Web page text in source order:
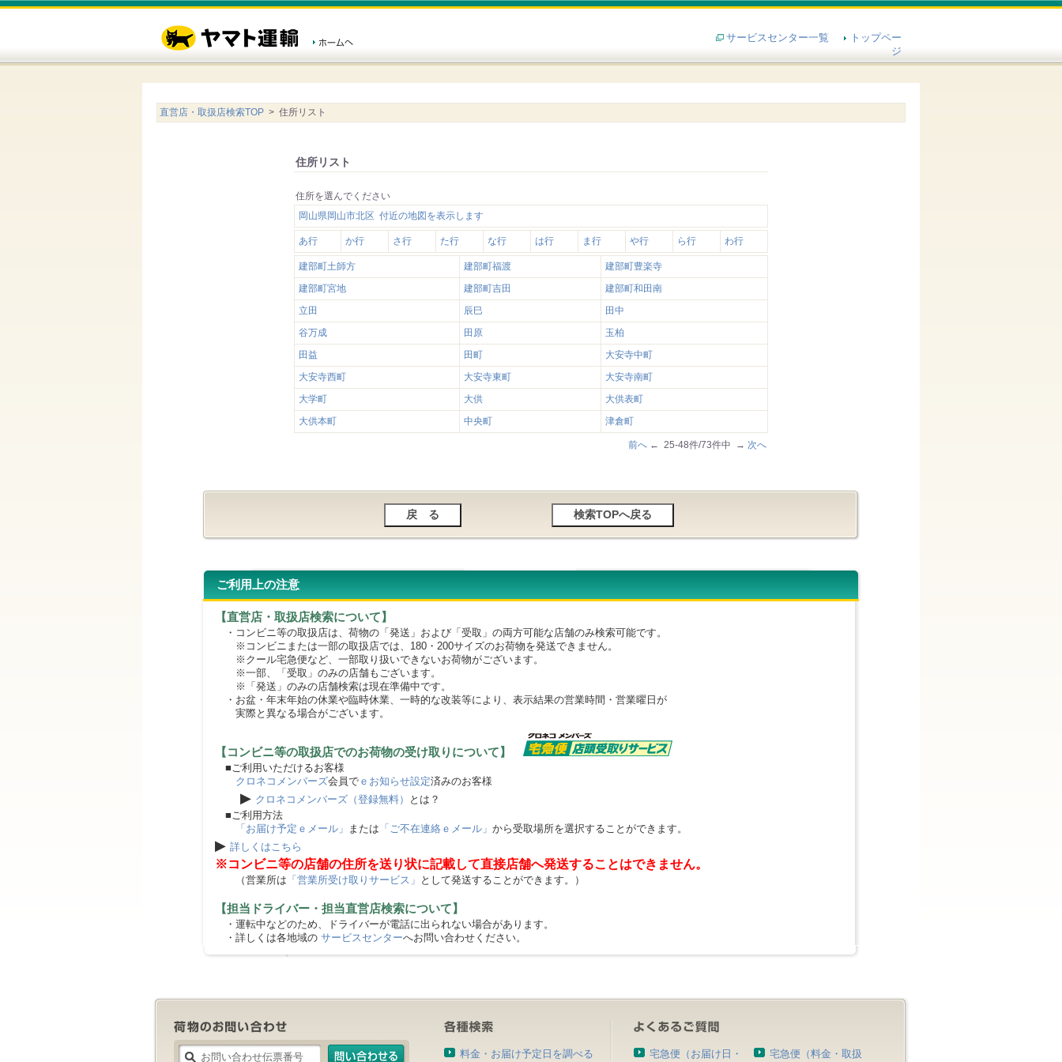
サービスセンター一覧
トップペー
ジ
直営店・取扱店検索TOP > 住所リスト
住所リスト
住所を選んでください
岡山県岡山市北区 付近の地図を表示します
あ行 か行 さ行 た行 な行 は行 ま行 や行 ら行 わ行
建部町土師方 建部町福渡
建部町豊楽寺
建部町宮地
建部町吉田
建部町和田南
立田
辰巳
田中
谷万成
田原
玉柏
田益
田町
大安寺中町
大安寺西町
大安寺東町
大安寺南町
大学町
大供
大供表町
大供本町
中央町 津倉町
前へ ← 25-48件/73件中 → 次へ
ご利用上の注意
【直営店・取扱店検索について】
・コンビニ等の取扱店は、荷物の「発送」および「受取」の両方可能な店舗のみ検索可能です。
※コンビニまたは一部の取扱店では、180・200サイズのお荷物を発送できません。
※クール宅急便など、一部取り扱いできないお荷物がございます。
※一部、「受取」のみの店舗もございます。
※「発送」のみの店舗検索は現在準備中です。
・お盆・年末年始の休業や臨時休業、一時的な改装等により、表示結果の営業時間・営業曜日が
実際と異なる場合がございます。
【コンビニ等の取扱店でのお荷物の受け取りについて】
■ご利用いただけるお客様
クロネコメンバーズ会員で ｅお知らせ設定済みのお客様
▶ クロネコメンバーズ（登録無料）
とは？
■ご利用方法
「お届け予定ｅメール」 または 「ご不在連絡ｅメール」 から受取場所を選択することができます。
▶ 詳しくはこちら
※コンビニ等の店舗の住所を送り状に記載して直接店舗へ発送することはできません。
（営業所は 「営業所受け取りサービス」 として発送することができます。）
【担当ドライバー・担当直営店検索について】
・運転中などのため、ドライバーが電話に出られない場合があります。
・詳しくは各地域の サービスセンターへお問い合わせください。
料金・お届け予定日を調べる 宅急便（お届け日・ 宅急便（料金・取扱